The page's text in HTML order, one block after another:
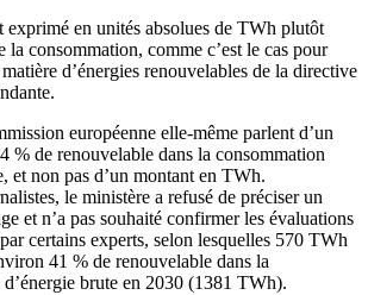
exprimé en unités absolues de TWh plutôt
la consommation, comme c’est le cas pour
d’énergies renouvelables de la directive
européenne elle-même parlent d’un
% de renouvelable dans la consommation
et non pas d’un montant en TWh.
le ministère a refusé de préciser un
et n’a pas souhaité confirmer les évaluations
certains experts, selon lesquelles 570 TWh
41 % de renouvelable dans la
brute en 2030 (1381 TWh).